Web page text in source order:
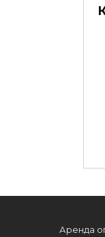
Аренда